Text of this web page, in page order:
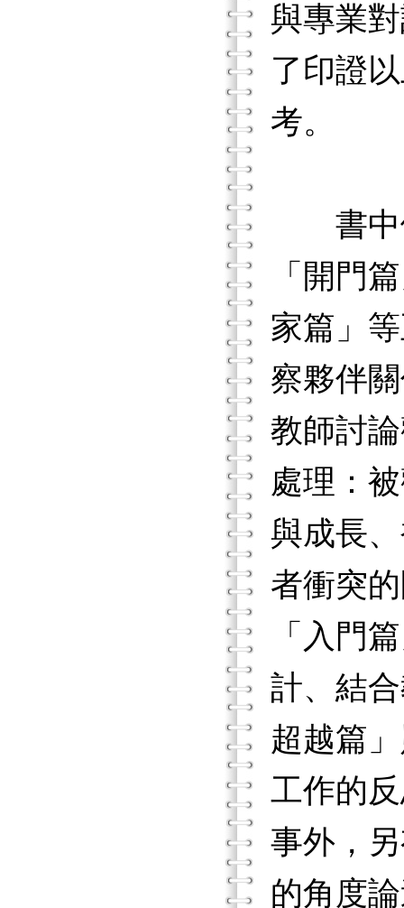
與專業
了印證
考。
書中依
「開門
家篇」
察夥伴
教師討
處理：
與成長
者衝突
「入門
計、結
超越篇
工作的
事外，
的角度